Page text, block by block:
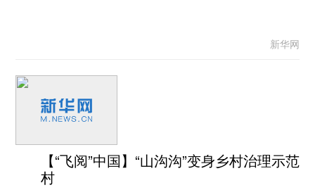
新华网
【“飞阅”中国】“山沟沟”变身乡村治理示范
村